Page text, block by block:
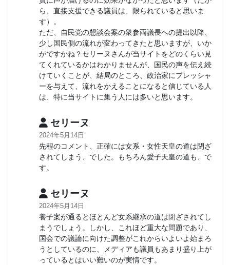
ら、直接支援できる議員は、限られていると思いま
す）。
ただ、自民党の懇談会案の衆参両議長への提出以降、
少し国民側の流れが変わってきたと思いますが、いか
がですかね？セリーヌさんが当サイトをどのくらい見
てくれているかはわかりませんが、国民の声を伝え続
けていくことが、結局のところ、政治家にプレッシャ
ーを与えて、流れをかえることになると信じている人
は、特に当サイトに集う人には多いと思います。
セリーヌ
2024年5月14日
先程のコメント、正確には女系・女性天皇の道は閉ざ
されてしまう、でした。もちろん愛子天皇の道も、で
す。
セリーヌ
2024年5月14日
養子案が通るとほとんど女系継承の道は閉ざされてし
まうでしょう。しかし、これほど重大な問題であり、
国会での議論に向けた調整がこれからいよいよ始まろ
うとしているのに、メディアも議員もあまり盛り上が
っているとはいい難いのが実情です。